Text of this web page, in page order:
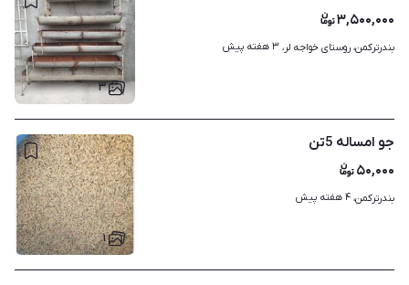
۳
۳,۵۰۰,۰۰۰
بندرترکمن، روستای خواجه لر، ۳ هفته پیش
۱
جو امساله 5تن
۵۰,۰۰۰
بندرترکمن، ۴ هفته پیش